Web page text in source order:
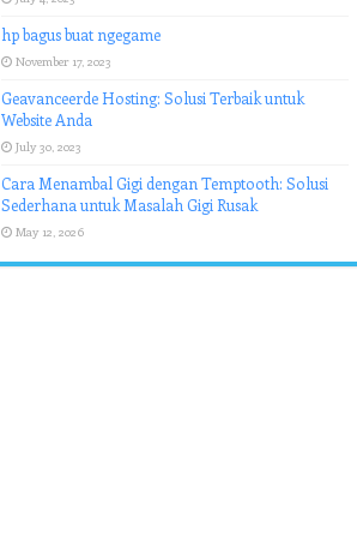
hp bagus buat ngegame
November 17, 2023
Geavanceerde Hosting: Solusi Terbaik untuk
Website Anda
July 30, 2023
Cara Menambal Gigi dengan Temptooth: Solusi
Sederhana untuk Masalah Gigi Rusak
May 12, 2026